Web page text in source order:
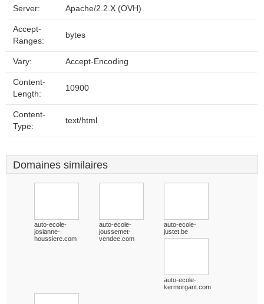
Server: Apache/2.2.X (OVH)
Accept-
Ranges:
bytes
Vary: Accept-Encoding
Content-
Length:
10900
Content-
Type:
text/html
Domaines similaires
auto-ecole-
josianne-
houssiere.com
auto-ecole-
joussemet-
vendee.com
auto-ecole-
justet.be
auto-ecole-
kermorgant.com